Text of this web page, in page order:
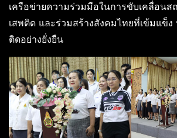
เครือข่ายความร่วมมือในการขับเคลื่อนส
เสพติด และร่วมสร้างสังคมไทยที่เข้มแข็ง
ติดอย่างยั่งยืน